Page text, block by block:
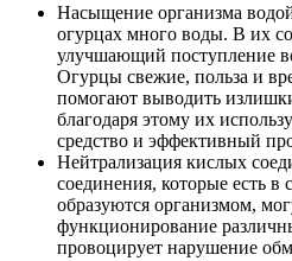
Насыщение организма
огурцах много воды. В их
улучшающий поступление
Огурцы свежие, польза и
помогают выводить
благодаря этому их
средство и эффективный
Нейтрализация кислых
соединения, которые есть в
образуются организмом,
функционирование
провоцирует нарушение